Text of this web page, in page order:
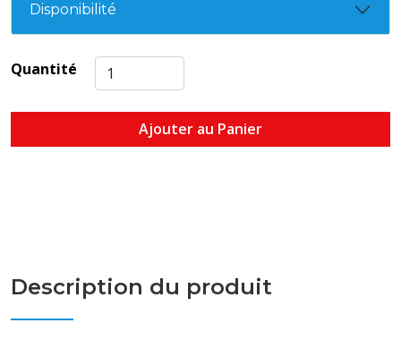
Disponibilité
Quantité
Ajouter au Panier
Description du produit